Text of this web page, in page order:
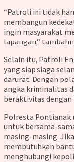
“Patroli ini tidak
membangun
ingin masyarakat
lapangan,”
Selain itu, Patroli
yang siap siaga
darurat. Dengan
angka kriminalitas
beraktivitas dengan
Polresta Pontianak
untuk bersama-
masing-masing.
membutuhkan
menghubungi